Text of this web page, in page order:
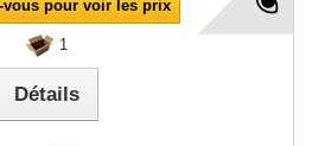
vous pour voir les prix
1
Détails